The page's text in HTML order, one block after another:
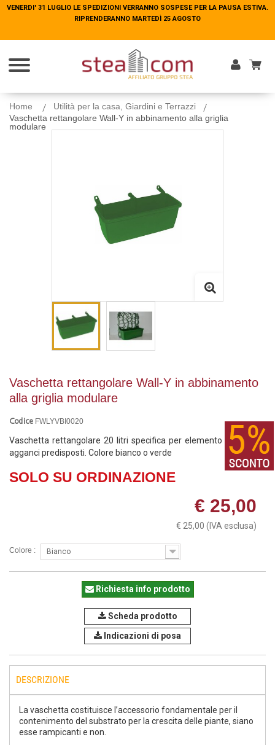
VENERDI' 31 LUGLIO LE SPEDIZIONI VERRANNO SOSPESE PER LA PAUSA ESTIVA.
RIPRENDERANNO MARTEDÌ 25 AGOSTO
Home
Utilità per la casa, Giardini e Terrazzi
Vaschetta rettangolare Wall-Y in abbinamento alla griglia
modulare
Vaschetta rettangolare Wall-Y in abbinamento
alla griglia modulare
Codice FWLYVBI0020
Vaschetta rettangolare 20 litri specifica per elemento Wall-y con
agganci predisposti. Colore bianco o verde
SOLO SU ORDINAZIONE
€ 25,00
€ 25,00 (IVA esclusa)
Colore : Bianco
Richiesta info prodotto
Scheda prodotto
Indicazioni di posa
DESCRIZIONE
La vaschetta costituisce l’accessorio fondamentale per il
contenimento del substrato per la crescita delle piante, siano
esse rampicanti e non.
VENERDI' 31 LUGLIO LE SPEDIZIONI VERRANNO SOSPESE PER LA PAUSA ESTIVA.
RIPRENDERANNO MARTEDÌ 25 AGOSTO